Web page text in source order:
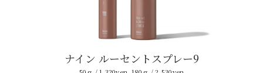
ナイン ルーセントスプレー9